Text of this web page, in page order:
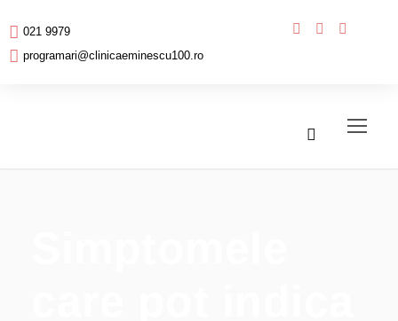
021 9979
programari@clinicaeminescu100.ro